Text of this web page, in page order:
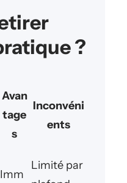
?
Avan
tage
s
Inconvéni
ents
Imm
Limité par